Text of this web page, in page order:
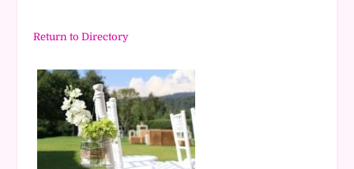
Return to Directory